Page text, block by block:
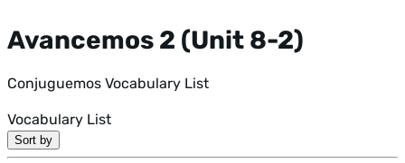
Avancemos 2 (Unit 8-2)
Conjuguemos Vocabulary List
Vocabulary List
Sort by